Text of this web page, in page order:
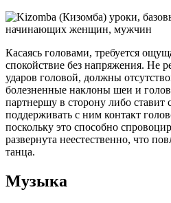
Касаясь головами, требуется
спокойствие без напряжения. Не
ударов головой, должны
болезненные наклоны шеи и
партнершу в сторону либо ставит
поддерживать с ним контакт
поскольку это способно
развернута неестественно, что
танца.
Музыка